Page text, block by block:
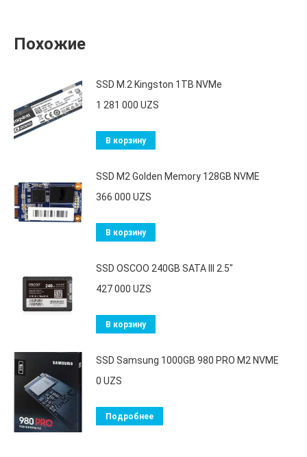
Похожие
SSD M.2 Kingston 1TB NVMe
1 281 000 UZS
В корзину
SSD M2 Golden Memory 128GB NVME
366 000 UZS
В корзину
SSD OSCOO 240GB SATA III 2.5"
427 000 UZS
В корзину
SSD Samsung 1000GB 980 PRO M2 NVME
0 UZS
Подробнее